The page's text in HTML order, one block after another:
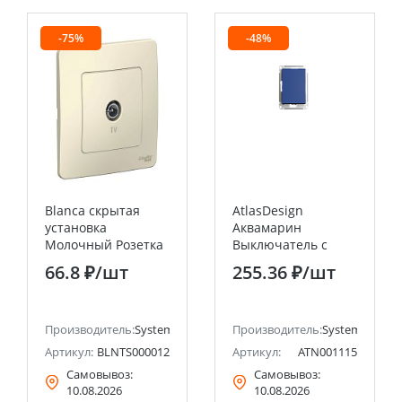
(ранее Schneider Electric)
-75%
Blanca скрытая
установка
Молочный Розетка
TV Systeme Electric
(Schneider Electric)
66.8 ₽/шт
Производитель:Systeme Electric (ранее Schneider Electric)
Артикул: BLNTS000012
Самовывоз:
10.08.2026
-48%
AtlasDesign
Аквамарин
Выключатель с
самовозвратом
(кнопка) сх.1, 10АХ
255.36 ₽/шт
Производитель:Systeme
Артикул:
ATN001115
Самовывоз:
10.08.2026